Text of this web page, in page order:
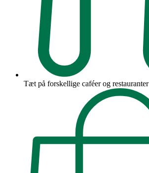
Tæt på forskellige caféer og restauranter